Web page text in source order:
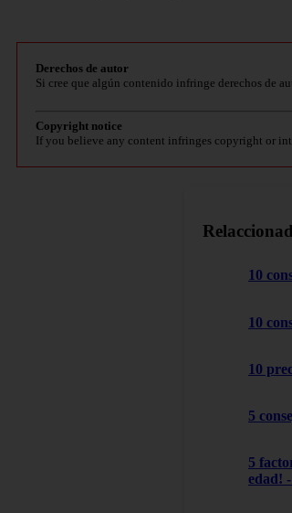
Derechos de autor
Si cree que algún contenido infringe derechos de
Copyright notice
If you believe any content infringes copyright or
10
10
10
5
5
edad!